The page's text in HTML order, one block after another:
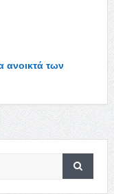
ανοικτά των